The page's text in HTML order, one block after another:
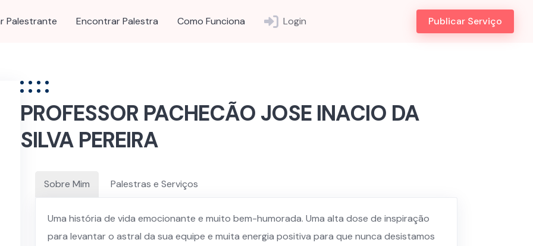
Palestrante Encontrar Palestra Como Funciona Login Publicar Serviço
PROFESSOR PACHECÃO JOSE INACIO DA
SILVA PEREIRA
Sobre Mim Palestras e Serviços
Uma história de vida emocionante e muito bem-humorada. Uma alta dose de inspiração
para levantar o astral da sua equipe e muita energia positiva para que nunca desistamos